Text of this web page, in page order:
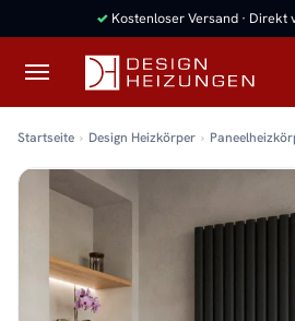
✓ Kostenloser Versand · Direkt
Startseite Design Heizkörper